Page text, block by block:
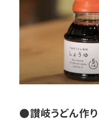
●讃岐うどん作